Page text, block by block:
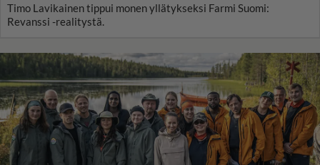
Timo Lavikainen tippui monen yllätykseksi Farmi Suomi:
Revanssi -realitystä.